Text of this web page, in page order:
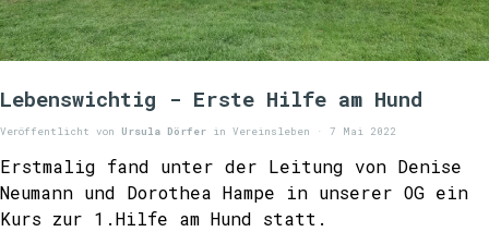
Lebenswichtig - Erste Hilfe am Hund
Veröffentlicht von Ursula Dörfer in Vereinsleben · 7 Mai 2022
Erstmalig fand unter der Leitung von Denise
Neumann und Dorothea Hampe in unserer OG ein
Kurs zur 1.Hilfe am Hund statt.